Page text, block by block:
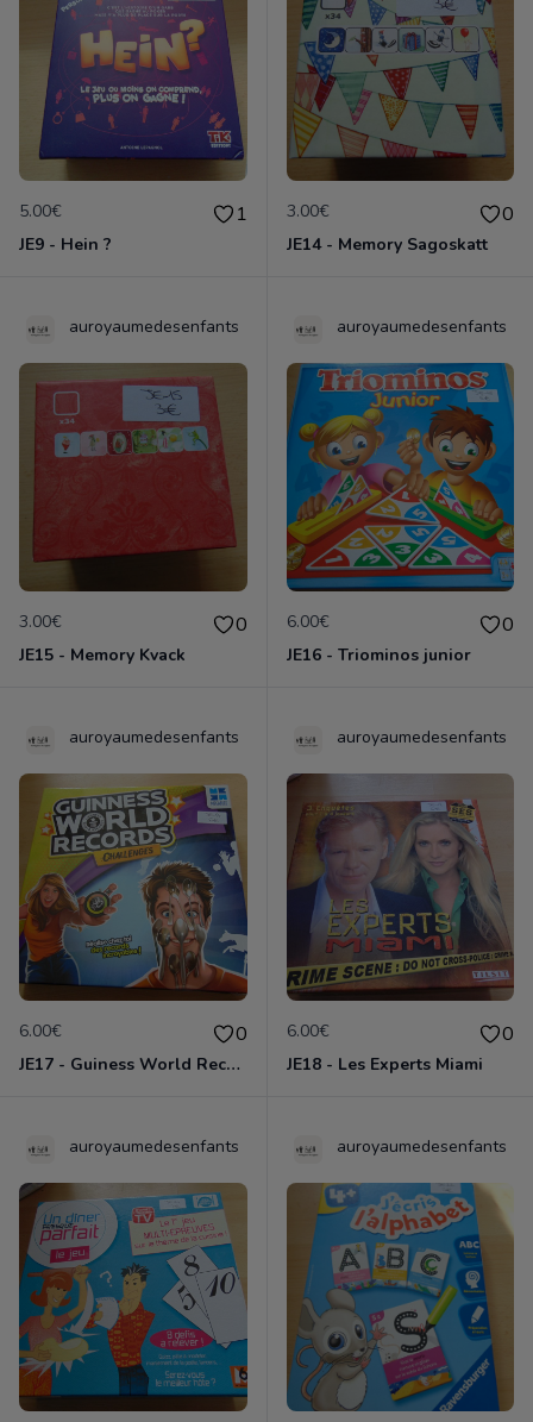
5.00€ 1
JE9 - Hein ?
3.00€ 0
JE14 - Memory Sagoskatt
auroyaumedesenfants
3.00€ 0
JE15 - Memory Kvack
auroyaumedesenfants
6.00€ 0
JE16 - Triominos junior
auroyaumedesenfants
6.00€ 0
JE17 - Guiness World Records
auroyaumedesenfants
6.00€ 0
JE18 - Les Experts Miami
auroyaumedesenfants auroyaumedesenfants